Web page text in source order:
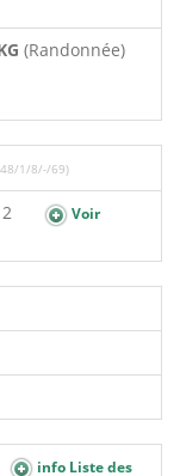
(Randonnée)
1/8/-/69)
2
Voir
info Liste des